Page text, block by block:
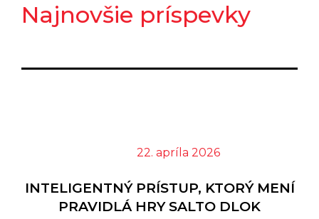
Samoobslužné Automaty SALTO
KIOSK
Mobilná Technológia SALTO
SALTO HOMELOK
Najnovšie príspevky
22. apríla 2026
INTELIGENTNÝ PRÍSTUP, KTORÝ MENÍ
PRAVIDLÁ HRY SALTO DLOK